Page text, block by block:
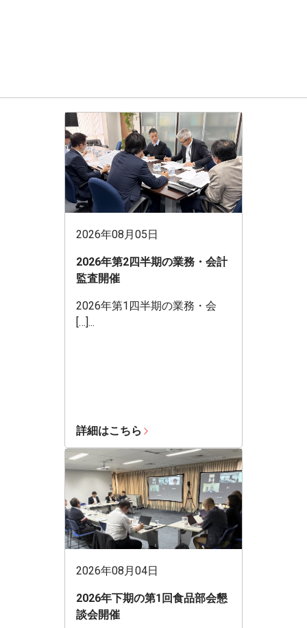
2026年08月05日
2026年第2四半期の業務・会計
監査開催
2026年第1四半期の業務・会
[…]...
詳細はこちら
2026年08月04日
2026年下期の第1回食品部会懇
談会開催